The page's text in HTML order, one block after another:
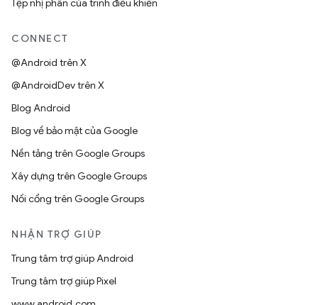
Tệp nhị phân của trình điều khiển
CONNECT
@Android trên X
@AndroidDev trên X
Blog Android
Blog về bảo mật của Google
Nền tảng trên Google Groups
Xây dựng trên Google Groups
Nối cổng trên Google Groups
NHẬN TRỢ GIÚP
Trung tâm trợ giúp Android
Trung tâm trợ giúp Pixel